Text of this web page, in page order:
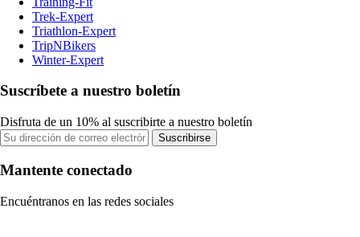
Trek-Expert
Triathlon-Expert
TripNBikers
Winter-Expert
Suscríbete a nuestro boletín
Disfruta de un 10% al suscribirte a nuestro boletín
Suscribirse
Mantente conectado
Encuéntranos en las redes sociales